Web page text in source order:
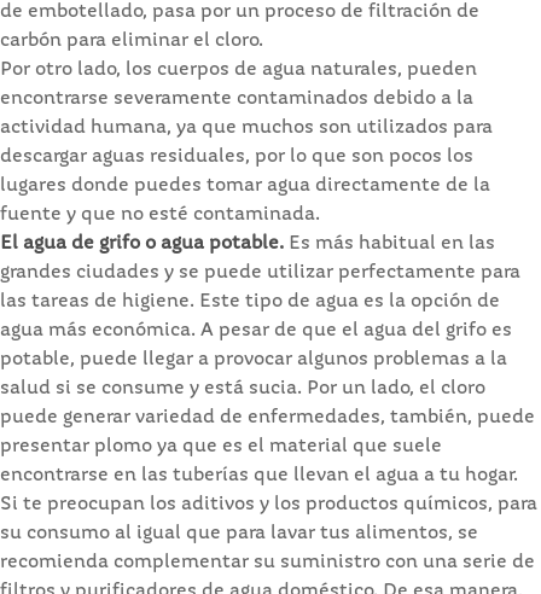
de embotellado, pasa por un proceso de filtración de
carbón para eliminar el cloro.
Por otro lado, los cuerpos de agua naturales, pueden
encontrarse severamente contaminados debido a la
actividad humana, ya que muchos son utilizados para
descargar aguas residuales, por lo que son pocos los
lugares donde puedes tomar agua directamente de la
fuente y que no esté contaminada.
El agua de grifo o agua potable. Es más habitual en las
grandes ciudades y se puede utilizar perfectamente para
las tareas de higiene. Este tipo de agua es la opción de
agua más económica. A pesar de que el agua del grifo es
potable, puede llegar a provocar algunos problemas a la
salud si se consume y está sucia. Por un lado, el cloro
puede generar variedad de enfermedades, también, puede
presentar plomo ya que es el material que suele
encontrarse en las tuberías que llevan el agua a tu hogar.
Si te preocupan los aditivos y los productos químicos, para
su consumo al igual que para lavar tus alimentos, se
recomienda complementar su suministro con una serie de